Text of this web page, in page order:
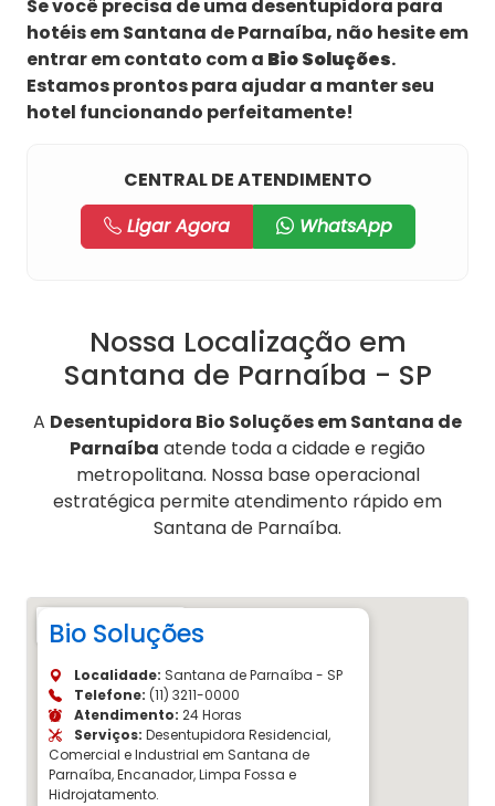
Se você precisa de uma desentupidora para
hotéis em Santana de Parnaíba, não hesite em
entrar em contato com a Bio Soluções.
Estamos prontos para ajudar a manter seu
hotel funcionando perfeitamente!
CENTRAL DE ATENDIMENTO
Ligar Agora
WhatsApp
Nossa Localização em
Santana de Parnaíba - SP
A Desentupidora Bio Soluções em Santana de
Parnaíba atende toda a cidade e região
metropolitana. Nossa base operacional
estratégica permite atendimento rápido em
Santana de Parnaíba.
Bio Soluções
Localidade: Santana de Parnaíba - SP
Telefone: (11) 3211-0000
Atendimento: 24 Horas
Serviços: Desentupidora Residencial,
Comercial e Industrial em Santana de
Parnaíba, Encanador, Limpa Fossa e
Hidrojatamento.